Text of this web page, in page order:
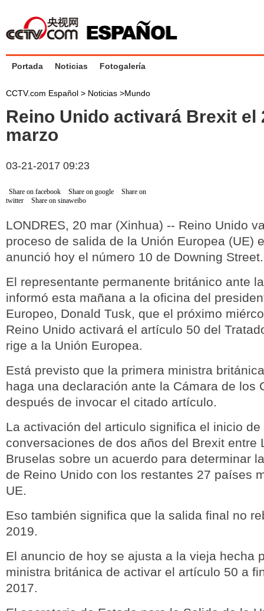
Portada Noticias Fotogalería
CCTV.com Español > Noticias >Mundo
Reino Unido activará Brexit el
marzo
03-21-2017 09:23
Share on facebook Share on google
Share on
twitter
Share on sinaweibo
LONDRES, 20 mar (Xinhua) -- Reino Unido
proceso de salida de la Unión Europea (UE)
anunció hoy el número 10 de Downing Street.
El representante permanente británico ante
informó esta mañana a la oficina del
Europeo, Donald Tusk, que el próximo
Reino Unido activará el artículo 50 del
rige a la Unión Europea.
Está previsto que la primera ministra
haga una declaración ante la Cámara de los
después de invocar el citado artículo.
La activación del articulo significa el inicio de
conversaciones de dos años del Brexit entre
Bruselas sobre un acuerdo para determinar
de Reino Unido con los restantes 27 países
UE.
Eso también significa que la salida final no
2019.
El anuncio de hoy se ajusta a la vieja hecha
ministra británica de activar el artículo 50 a
2017.